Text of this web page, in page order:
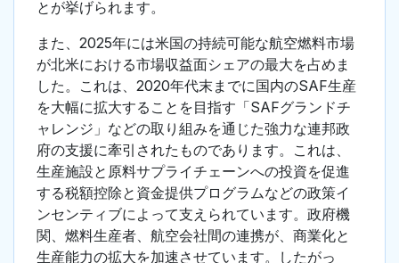
とが挙げられます。
また、2025年には米国の持続可能な航空燃料市場
が北米における市場収益面シェアの最大を占めま
した。これは、2020年代末までに国内のSAF生産
を大幅に拡大することを目指す「SAFグランドチ
ャレンジ」などの取り組みを通じた強力な連邦政
府の支援に牽引されたものであります。これは、
生産施設と原料サプライチェーンへの投資を促進
する税額控除と資金提供プログラムなどの政策イ
ンセンティブによって支えられています。政府機
関、燃料生産者、航空会社間の連携が、商業化と
生産能力の拡大を加速させています。したがっ